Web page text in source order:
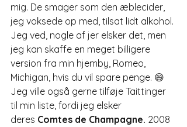
mig. De smager som den æblecider,
jeg voksede op med, tilsat lidt alkohol.
Jeg ved, nogle af jer elsker det, men
jeg kan skaffe en meget billigere
version fra min hjemby, Romeo,
Michigan, hvis du vil spare penge. 😄
Jeg ville også gerne tilføje Taittinger
til min liste, fordi jeg elsker
deres Comtes de Champagne. 2008